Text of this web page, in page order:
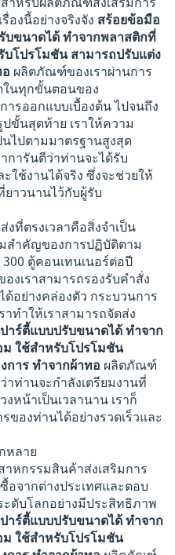
องนี้อย่างจริงจัง สร้อยข้อมือ
บขนาดได้ ทำจากพลาสติกที่
โปรโมชัน สามารถปรับแต่ง
ผลิตภัณฑ์ของเราผ่านการ
ในทุกขั้นตอนของ
รออกแบบเบื้องต้น ไปจนถึง
ขั้นสุดท้าย เราให้ความ
ไปตามมาตรฐานสูงสุด
ารันตีว่าท่านจะได้รับ
ช้งานได้จริง ซึ่งจะช่วยให้
าวนานไว้กับผู้รับ
ที่ตรงเวลาคือสิ่งจำเป็น
มสำคัญของการปฏิบัติตาม
ตู้คอนเทนเนอร์ต่อปี
งเราสามารถรองรับคำสั่ง
อย่างคล่องตัว กระบวนการ
าทำให้เราสามารถจัดส่ง
าร์ตี้แบบปรับขนาดได้ ทำจาก
ใช้สำหรับโปรโมชัน
การ ทำจากผ้าทอ ผลิตภัณฑ์
าท่านจะกำลังเตรียมงานที่
หน้าเป็นเวลานาน เราก็
องท่านได้อย่างรวดเร็วและ
หลาย
หกรรมสินค้าส่งเสริมการ
อจากต่างประเทศและตอบ
ดับโลกอย่างมีประสิทธิภาพ
าร์ตี้แบบปรับขนาดได้ ทำจาก
ใช้สำหรับโปรโมชัน